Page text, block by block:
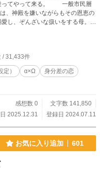
ってやって来る。 一般市民層
、神殿を嫌いながらもその恩恵の
し、ぞんざいな扱いをする母。そ
とした幼馴染のαから逃げ、ベレ
。 その日、予定よりも早い発
年フェンによって助けられる。
銀の城の俺と僕〉と同じ舞台で
す。
/ 31,433件
） α×Ω
身分差の恋
感想数 0
文字数 141,850
2025.12.31
登録日 2024.07.11
お気に入り追加 601